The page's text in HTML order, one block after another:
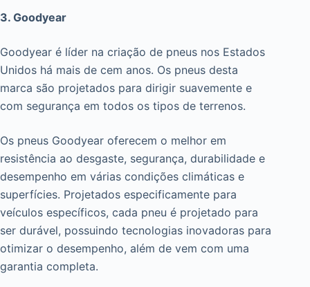
3. Goodyear
Goodyear é líder na criação de pneus nos Estados
Unidos há mais de cem anos. Os pneus desta
marca são projetados para dirigir suavemente e
com segurança em todos os tipos de terrenos.
Os pneus Goodyear oferecem o melhor em
resistência ao desgaste, segurança, durabilidade e
desempenho em várias condições climáticas e
superfícies. Projetados especificamente para
veículos específicos, cada pneu é projetado para
ser durável, possuindo tecnologias inovadoras para
otimizar o desempenho, além de vem com uma
garantia completa.